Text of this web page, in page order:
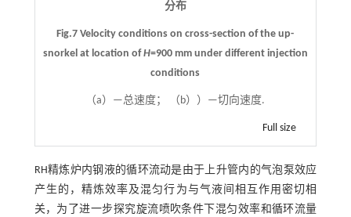
分布
Fig.7 Velocity conditions on cross-section of the up-
snorkel at location ofH=900 mm under different injection
conditions
（a）—总速度； （b））—切向速度.
Full size
RH精炼炉内钢液的循环流动是由于上升管内的气泡泵效应
产生的，精炼效率及混匀行为与气液间相互作用密切相
关，为了进一步探究旋流喷吹条件下混匀效率和循环流量